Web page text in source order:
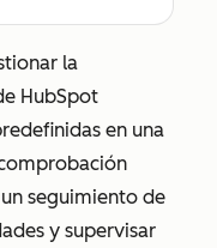
la
HubSpot
en una
seguimiento de
y supervisar